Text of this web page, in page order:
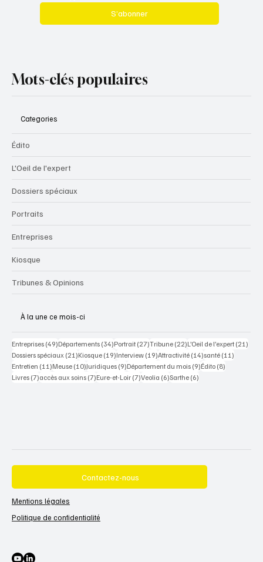
S’abonner
Mots-clés populaires
Categories
Édito
L'Oeil de l'expert
Dossiers spéciaux
Portraits
Entreprises
Kiosque
Tribunes & Opinions
À la une ce mois-ci
Entreprises (49)49 posts
Départements (34)34 posts
Portrait (27)27 posts
Tribune (22)22 posts
L’Oeil de l’expert (21)
Dossiers spéciaux (21)21 posts
Kiosque (19)19 posts
Interview (19)19 posts
Attractivité (14)14 posts
santé (11)
Entretien (11)11 posts
Meuse (10)10 posts
Juridiques (9)9 posts
Département du mois (9)9 posts
Édito (8)
Livres (7)7 posts
accès aux soins (7)7 posts
Eure-et-Loir (7)7 posts
Veolia (6)6 posts
Sarthe (6)
Contactez-nous
Mentions légales
Politique de confidentialité